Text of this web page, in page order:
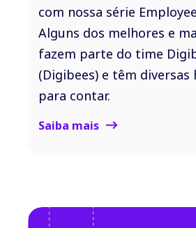
com nossa série
Alguns dos melhores e
fazem parte do time
(Digibees) e têm diversas
para contar.
Saiba mais